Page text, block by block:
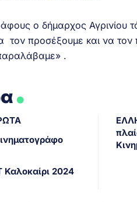
ο δήμαρχος Αγρινίου
τον προσέξουμε και να
.
.
2024